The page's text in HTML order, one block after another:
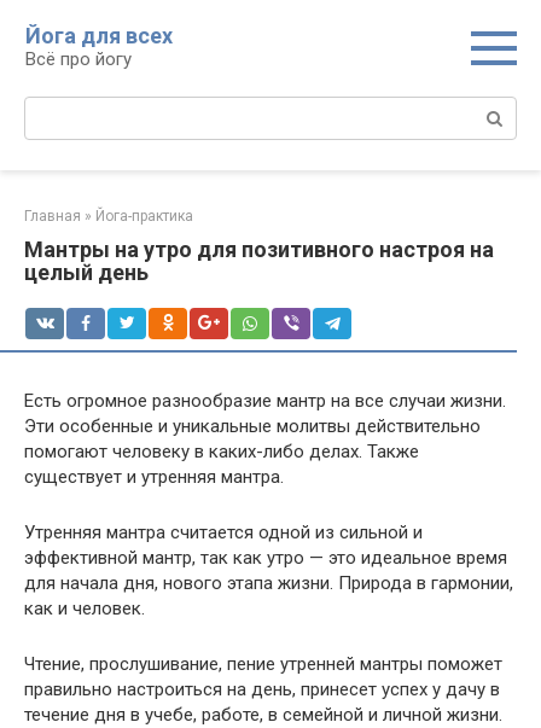
контенту
Йога для всех
Всё про йогу
Главная » Йога-практика
Мантры на утро для позитивного настроя на
целый день
Есть огромное разнообразие мантр на все случаи жизни.
Эти особенные и уникальные молитвы действительно
помогают человеку в каких-либо делах. Также
существует и утренняя мантра.
Утренняя мантра считается одной из сильной и
эффективной мантр, так как утро — это идеальное время
для начала дня, нового этапа жизни. Природа в гармонии,
как и человек.
Чтение, прослушивание, пение утренней мантры поможет
правильно настроиться на день, принесет успех у дачу в
течение дня в учебе, работе, в семейной и личной жизни.